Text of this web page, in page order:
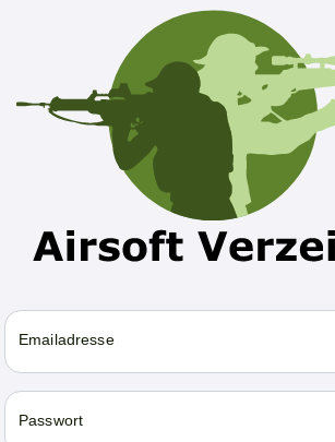
Emailadresse
Passwort